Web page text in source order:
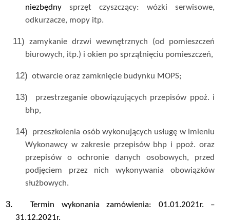
niezbędny sprzęt czyszczący: wózki serwisowe,
odkurzacze, mopy itp.
11) zamykanie drzwi wewnętrznych (od pomieszczeń
biurowych, itp.) i okien po sprzątnięciu pomieszczeń,
12) otwarcie oraz zamknięcie budynku MOPS;
13)
przestrzeganie obowiązujących przepisów ppoż. i
bhp,
14)
przeszkolenia osób wykonujących usługę w imieniu
Wykonawcy w zakresie przepisów bhp i ppoż. oraz
przepisów o ochronie danych osobowych, przed
podjęciem przez nich wykonywania obowiązków
służbowych.
3.
Termin wykonania zamówienia: 01.01.2021r. –
31.12.2021r.